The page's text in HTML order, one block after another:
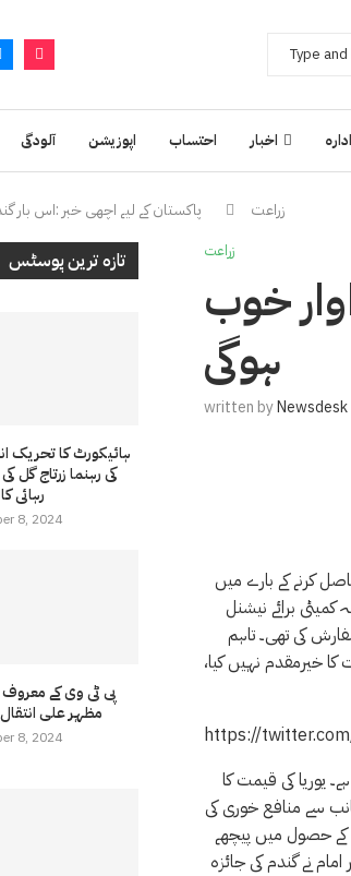
آلودگی اپوزیشن احتساب اخبار ادارہ
زراعت پاکستان کے لیے اچھی خبر :اس بار
زراعت
خوب
ہوگی
written byNewsdesk
کرنے کے بارے میں
برائے نیشنل
فی 40 کلو گرام سپورٹ پرائس کی سفارش کی تھی۔ تاہم
ان پٹ لاگت کے بڑھتے ہوئے 1,950 روپے کی امدادی قیمت کا خیرمقدم نہیں کیا،
https://
ہے، جو 10,000 روپے فی بیگ تک پہنچ گئی ہے۔ یوریا کی قیمت کا
ڈیلروں کی جانب سے منافع خوری کی
کی کاشت ہدف کے 95 فیصد تک پہنچ گئی ہے۔ سندھ 76 فیصد ہدف کے حصول میں پیچھے
سید فخر امام نے گندم کی جائزہ
تازہ ترین پوسٹس
ہائیکورٹ کا تحریک
کی رہنما زرتاج گل
رہائی
8, 2024
پی ٹی وی کے معروف
مظہر علی انتقال
8, 2024